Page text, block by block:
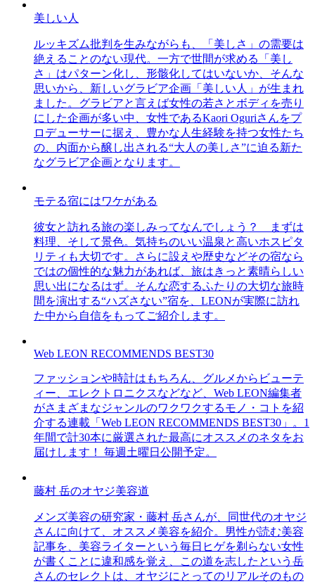
美しい人
ルッキズム批判を生みながらも、「美しさ」の需要は
絶えることのない現代。一方で世間が求める「美し
さ」はパターン化し、形骸化してはいないか、そんな
思いから、新しいグラビア企画「美しい人」が生まれ
ました。グラビアと言えば女性の若さとボディを売り
にした企画が多い中、女性であるKaori Oguriさんをプ
ロデューサーに据え、豊かな人生経験を持つ女性たち
の、内面から醸し出される“大人の美しさ”に迫る新た
なグラビア企画となります。
モテる宿にはワケがある
彼女と訪れる旅の楽しみってなんでしょう？ まずは
料理、そして景色。気持ちのいい温泉と高いホスピタ
リティも大切です。さらに設えや歴史などその宿なら
ではの個性的な魅力があれば、旅はきっと素晴らしい
思い出になるはず。そんな恋するふたりの大切な旅時
間を演出する“ハズさない”宿を、LEONが実際に訪れ
た中から自信をもってご紹介します。
Web LEON RECOMMENDS BEST30
ファッションや時計はもちろん、グルメからビューテ
ィー、エレクトロニクスなどなど、Web LEON編集者
がさまざまなジャンルのワクワクするモノ・コトを紹
介する連載「Web LEON RECOMMENDS BEST30」。1
年間で計30本に厳選された最高にオススメのネタをお
届けします！ 毎週土曜日公開予定。
藤村 岳のオヤジ美容道
メンズ美容の研究家・藤村 岳さんが、同世代のオヤジ
さんに向けて、オススメ美容を紹介。男性が読む美容
記事を、美容ライターという毎日ヒゲを剃らない女性
が書くことに違和感を覚え、この道を志したという岳
さんのセレクトは、オヤジにとってのリアルそのもの